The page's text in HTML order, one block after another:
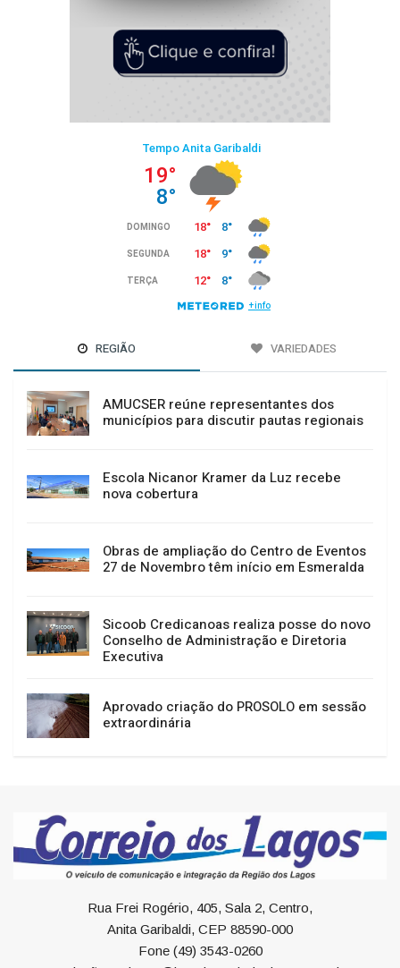
REGIÃO VARIEDADES
AMUCSER reúne representantes dos
municípios para discutir pautas regionais
Escola Nicanor Kramer da Luz recebe
nova cobertura
Obras de ampliação do Centro de Eventos
27 de Novembro têm início em Esmeralda
Sicoob Credicanoas realiza posse do novo
Conselho de Administração e Diretoria
Executiva
Aprovado criação do PROSOLO em sessão
extraordinária
Rua Frei Rogério, 405, Sala 2, Centro,
Anita Garibaldi, CEP 88590-000
Fone (49) 3543-0260